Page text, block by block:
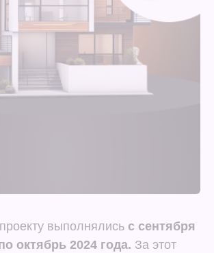
выполнялись с сентября
октябрь 2024 года. За этот